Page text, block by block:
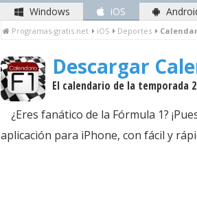
Windows iOS
Programas-gratis.net iOS Deportes
Descargar
El calendario de la temporada
¿Eres fanático de la Fórmula 1?
aplicación para iPhone, con fácil y